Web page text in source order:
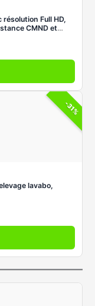
Full HD,
CMND et
-31%
lavabo,